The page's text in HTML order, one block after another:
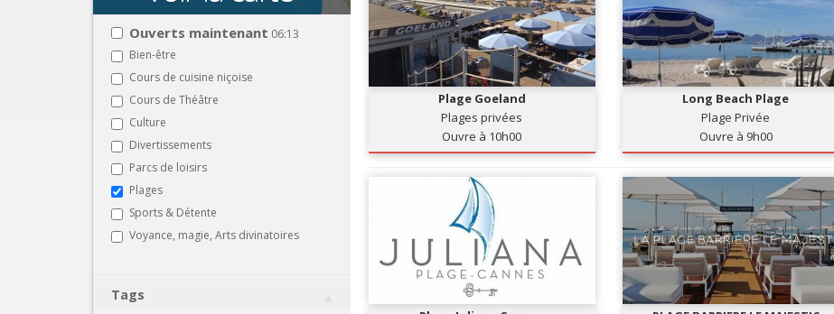
Ouverts maintenant 06:13
Bien-être
Cours de cuisine niçoise
Cours de Théâtre
Culture
Divertissements
Parcs de loisirs
Plages
Sports & Détente
Voyance, magie, Arts divinatoires
Tags
Plage Goeland
Plages privées
Ouvre à 10h00
Long Beach Plage
Plage Privée
Ouvre à 9h00